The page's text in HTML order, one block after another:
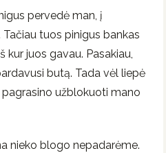
pervedė man, į
Tačiau tuos pinigus bankas
kur juos gavau. Pasakiau,
butą. Tada vėl liepė
pagrasino užblokuoti mano
nieko blogo nepadarėme.